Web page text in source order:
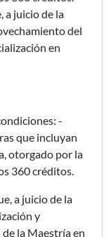
a juicio de la
del
en
-
que incluyan
otorgado por la
360 créditos.
a juicio de la
y
la Maestría en